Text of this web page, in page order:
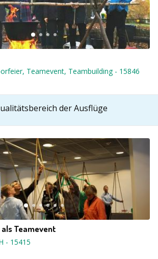
Teamevent, Teambuilding- 15846
der Ausflüge
Teamevent
- 15415